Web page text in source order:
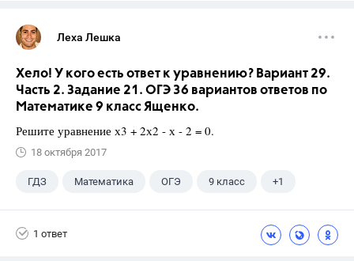
Леха Лешка
Хело! У кого есть ответ к уравнению? Вариант 29.
Часть 2. Задание 21. ОГЭ 36 вариантов ответов по
Математике 9 класс Ященко.
Решите уравнение х3 + 2х2 - х - 2 = 0.
18 октября 2017
ГДЗ Математика ОГЭ 9 класс +1
1 ответ